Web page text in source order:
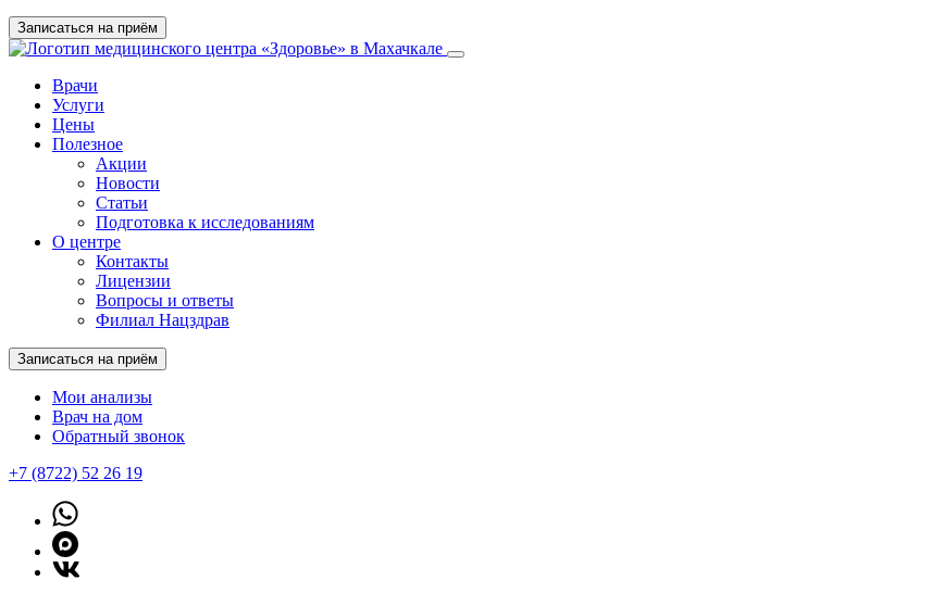
Записаться на приём
Врачи
Услуги
Цены
Полезное
Акции
Новости
Статьи
Подготовка к исследованиям
О центре
Контакты
Лицензии
Вопросы и ответы
Филиал Нацздрав
Записаться на приём
Мои анализы
Врач на дом
Обратный звонок
+7 (8722) 52 26 19